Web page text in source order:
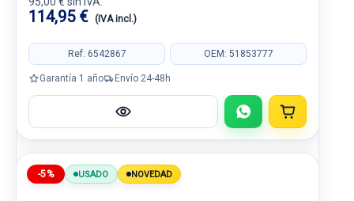
114,95 € (IVA incl.)
Ref: 6542867 OEM: 51853777
Garantía 1 año Envío 24-48h
-5% USADO NOVEDAD